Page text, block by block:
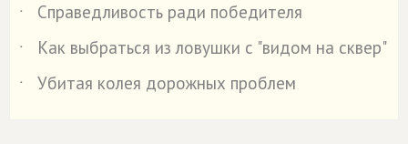
˙
Справедливость ради победителя
˙
Как выбраться из ловушки с "видом на сквер"
˙
Убитая колея дорожных проблем